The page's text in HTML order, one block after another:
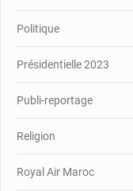
Politique
Présidentielle 2023
Publi-reportage
Religion
Royal Air Maroc